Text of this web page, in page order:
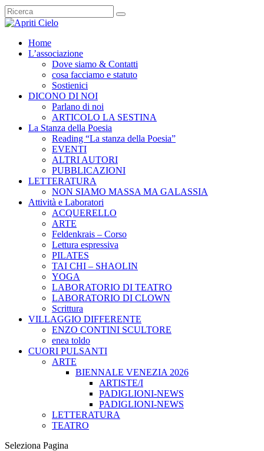
Home
L’associazione
Dove siamo & Contatti
cosa facciamo e statuto
Sostienici
DICONO DI NOI
Parlano di noi
ARTICOLO LA SESTINA
La Stanza della Poesia
Reading “La stanza della Poesia”
EVENTI
ALTRI AUTORI
PUBBLICAZIONI
LETTERATURA
NON SIAMO MASSA MA GALASSIA
Attività e Laboratori
ACQUERELLO
ARTE
Feldenkrais – Corso
Lettura espressiva
PILATES
TAI CHI – SHAOLIN
YOGA
LABORATORIO DI TEATRO
LABORATORIO DI CLOWN
Scrittura
VILLAGGIO DIFFERENTE
ENZO CONTINI SCULTORE
enea toldo
CUORI PULSANTI
ARTE
BIENNALE VENEZIA 2026
ARTISTE/I
PADIGLIONI-NEWS
PADIGLIONI-NEWS
LETTERATURA
TEATRO
Seleziona Pagina